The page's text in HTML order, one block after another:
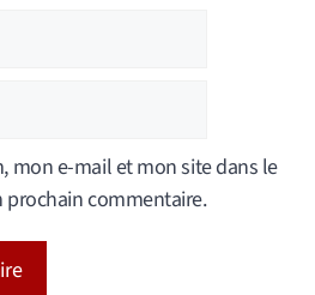
mon e-mail et mon site dans le
commentaire.